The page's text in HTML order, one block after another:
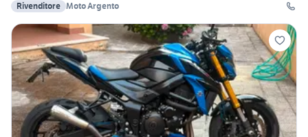
Rivenditore Moto Argento